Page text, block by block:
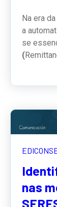
Na era
a
se
(
nas